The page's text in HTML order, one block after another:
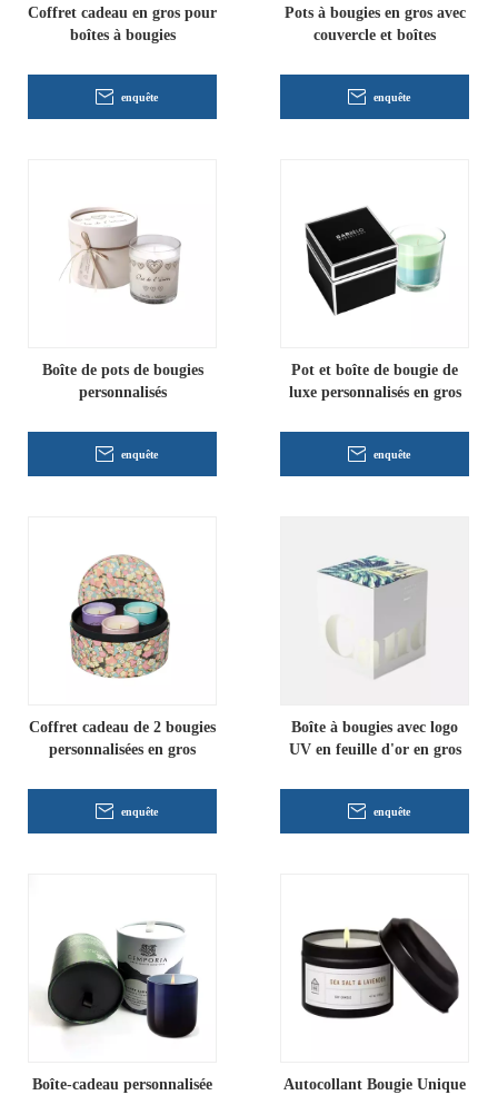
Coffret cadeau en gros pour
boîtes à bougies
enquête
Pots à bougies en gros avec
couvercle et boîtes
enquête
Boîte de pots de bougies
personnalisés
enquête
Pot et boîte de bougie de
luxe personnalisés en gros
enquête
Coffret cadeau de 2 bougies
personnalisées en gros
enquête
Boîte à bougies avec logo
UV en feuille d'or en gros
enquête
Boîte-cadeau personnalisée
Autocollant Bougie Unique